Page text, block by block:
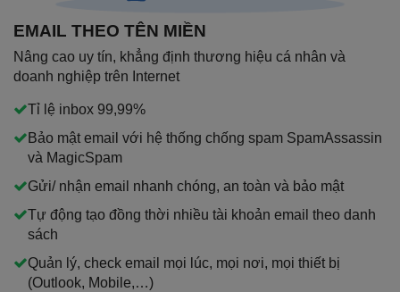
EMAIL THEO TÊN MIỀN
Nâng cao uy tín, khẳng định thương hiệu cá nhân và
doanh nghiệp trên Internet
Tỉ lệ inbox 99,99%
Bảo mật email với hệ thống chống spam SpamAssassin
và MagicSpam
Gửi/ nhận email nhanh chóng, an toàn và bảo mật
Tự động tạo đồng thời nhiều tài khoản email theo danh
sách
Quản lý, check email mọi lúc, mọi nơi, mọi thiết bị
(Outlook, Mobile,…)